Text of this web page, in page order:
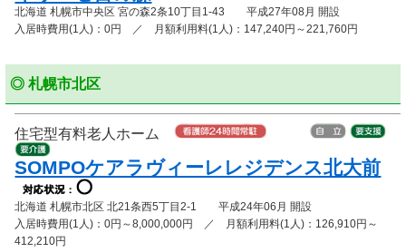
北海道 札幌市中央区 宮の森2条10丁目1-43 平成27年08月 開設
入居時費用(1人)：0円 ／ 月額利用料(1人)：147,240円～221,760円
◎ 札幌市北区
住宅型有料老人ホーム
SOMPOケアラヴィーレレジデンス北大前
北海道 札幌市北区 北21条西5丁目2-1 平成24年06月 開設
入居時費用(1人)：0円～8,000,000円 ／ 月額利用料(1人)：126,910円～
412,210円